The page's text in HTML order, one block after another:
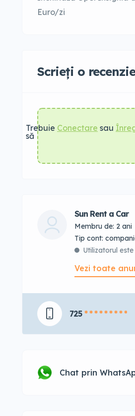
Euro/zi
Scrieți o recenzie
Trebuie
să
Conectare sau
Sun Rent a Car
Membru de: 2 ani
tip cont:
Utilizatorul
Vezi toate
725 * * * * * * * * *
Chat prin